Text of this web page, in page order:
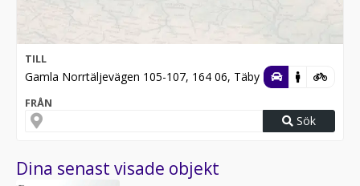
TILL
Gamla Norrtäljevägen 105-107, 164 06, Täby
FRÅN
Sök
Dina senast visade objekt